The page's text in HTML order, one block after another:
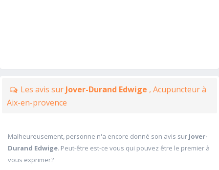
Les avis sur Jover-Durand Edwige , Acupuncteur à
Aix-en-provence
Malheureusement, personne n'a encore donné son avis sur Jover-
Durand Edwige. Peut-être est-ce vous qui pouvez être le premier à
vous exprimer?